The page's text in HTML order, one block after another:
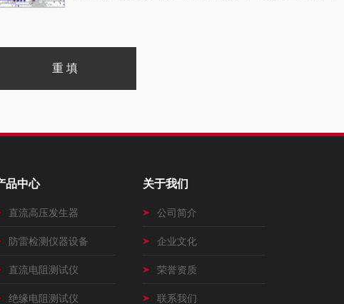
品中心
直流高压发生器
防雷检测仪器设备
直流电阻测试仪
绝缘电阻测试仪
关于我们
公司简介
企业文化
荣誉资质
联系我们